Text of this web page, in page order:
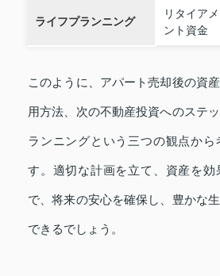
ライフプランニング
リタイアメ
ント資金
このように、アパート売却後の資
用方法、次の不動産投資へのステ
ランニングという三つの観点か
す。適切な計画を立て、資産を効
で、将来の安心を確保し、豊かな
できるでしょう。